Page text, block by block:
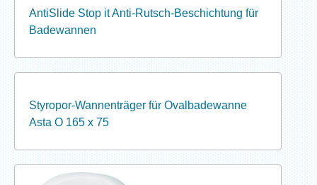
AntiSlide Stop it Anti-Rutsch-Beschichtung für
Badewannen
Styropor-Wannenträger für Ovalbadewanne
Asta O 165 x 75